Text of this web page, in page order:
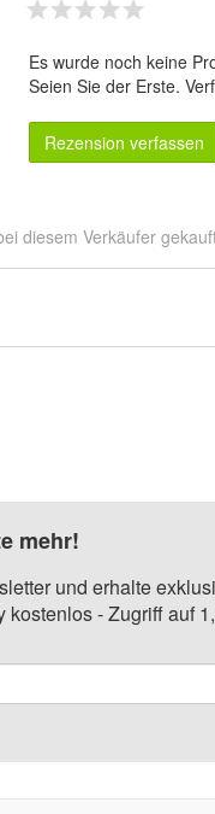
Es wurde noch keine
Seien Sie der Erste.
Rezension verfassen
diesem Verkäufer
mehr!
und erhalte
kostenlos - Zugriff auf